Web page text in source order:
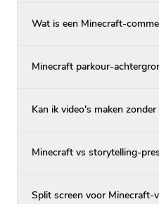
Wat is een Minecraft-
Minecraft parkour-
Kan ik video's maken
Minecraft vs storytelling-
Split screen voor Minecraft-